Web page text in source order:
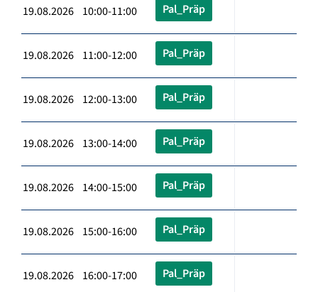
19.08.2026 10:00-11:00 Pal_Präp
19.08.2026 11:00-12:00 Pal_Präp
19.08.2026 12:00-13:00 Pal_Präp
19.08.2026 13:00-14:00 Pal_Präp
19.08.2026 14:00-15:00 Pal_Präp
19.08.2026 15:00-16:00 Pal_Präp
19.08.2026 16:00-17:00 Pal_Präp